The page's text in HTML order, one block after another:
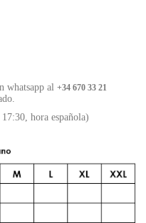
whatsapp al +34 670 33 21
hora española)